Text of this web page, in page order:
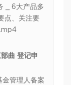
_ 6大产品多
点、关注要
曲 登记申
管理人备案